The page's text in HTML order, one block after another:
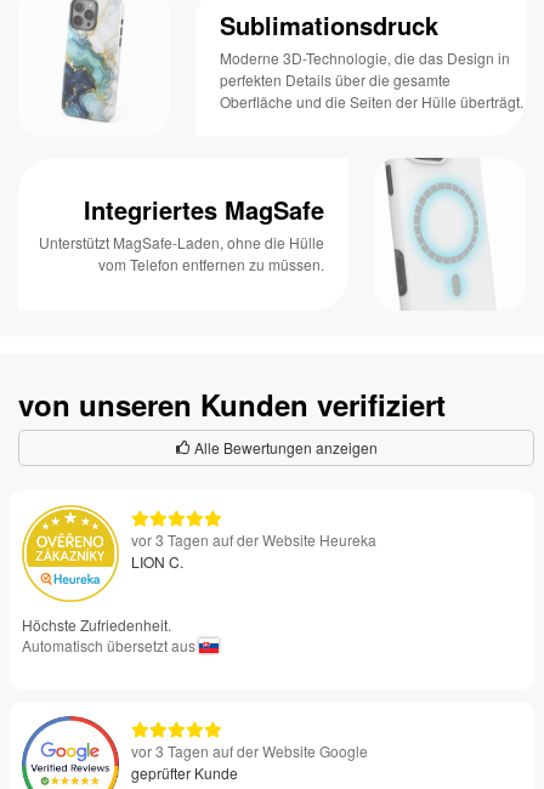
Sublimationsdruck
Moderne 3D-Technologie, die das Design in
perfekten Details über die gesamte
Oberfläche und die Seiten der Hülle überträgt.
Integriertes MagSafe
Unterstützt MagSafe-Laden, ohne die Hülle
vom Telefon entfernen zu müssen.
von unseren Kunden verifiziert
Alle Bewertungen anzeigen
vor 3 Tagen auf der Website Heureka
LION C.
Höchste Zufriedenheit.
Automatisch übersetzt aus
vor 3 Tagen auf der Website Google
geprüfter Kunde